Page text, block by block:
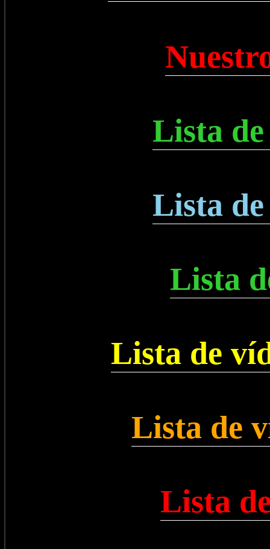
Lista
Lista
Lista
Lista de
Lista de
Lista